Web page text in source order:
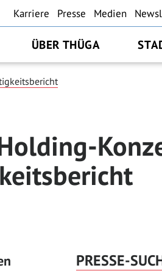
Karriere Presse Medien
ÜBER THÜGA
PRESSE-